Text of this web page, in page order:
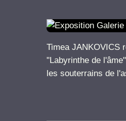
Timea JANKOVICS
"Labyrinthe de
les souterrains de